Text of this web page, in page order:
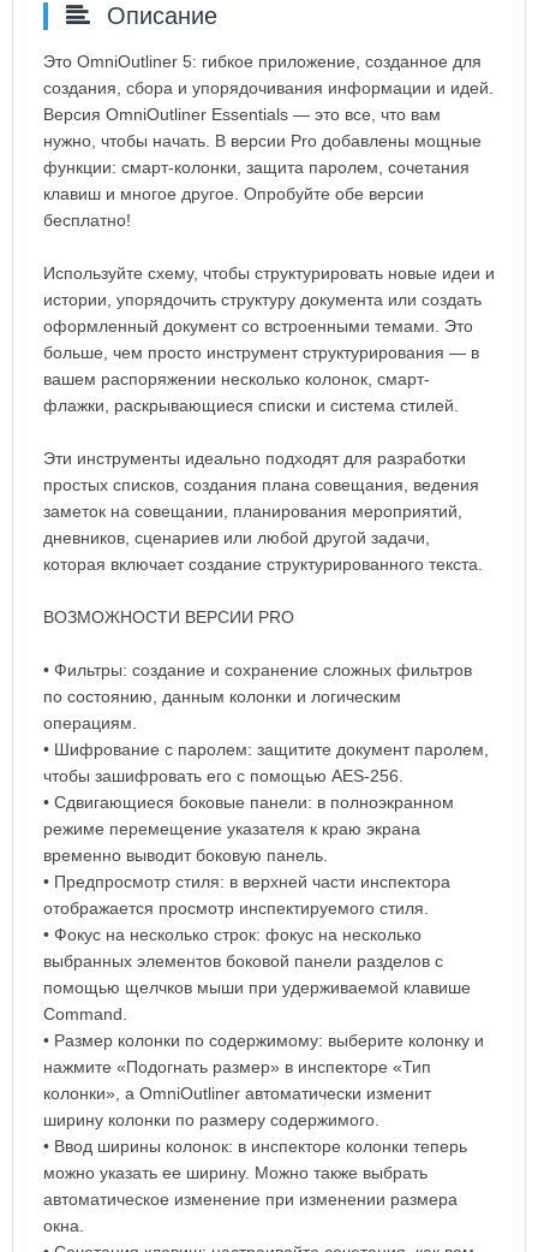
Описание
Это OmniOutliner 5: гибкое приложение, созданное для
создания, сбора и упорядочивания информации и идей.
Версия OmniOutliner Essentials — это все, что вам
нужно, чтобы начать. В версии Pro добавлены мощные
функции: смарт-колонки, защита паролем, сочетания
клавиш и многое другое. Опробуйте обе версии
бесплатно!
Используйте схему, чтобы структурировать новые идеи и
истории, упорядочить структуру документа или создать
оформленный документ со встроенными темами. Это
больше, чем просто инструмент структурирования — в
вашем распоряжении несколько колонок, смарт-
флажки, раскрывающиеся списки и система стилей.
Эти инструменты идеально подходят для разработки
простых списков, создания плана совещания, ведения
заметок на совещании, планирования мероприятий,
дневников, сценариев или любой другой задачи,
которая включает создание структурированного текста.
ВОЗМОЖНОСТИ ВЕРСИИ PRO
• Фильтры: создание и сохранение сложных фильтров
по состоянию, данным колонки и логическим
операциям.
• Шифрование с паролем: защитите документ паролем,
чтобы зашифровать его с помощью AES-256.
• Сдвигающиеся боковые панели: в полноэкранном
режиме перемещение указателя к краю экрана
временно выводит боковую панель.
• Предпросмотр стиля: в верхней части инспектора
отображается просмотр инспектируемого стиля.
• Фокус на несколько строк: фокус на несколько
выбранных элементов боковой панели разделов с
помощью щелчков мыши при удерживаемой клавише
Command.
• Размер колонки по содержимому: выберите колонку и
нажмите «Подогнать размер» в инспекторе «Тип
колонки», а OmniOutliner автоматически изменит
ширину колонки по размеру содержимого.
• Ввод ширины колонок: в инспекторе колонки теперь
можно указать ее ширину. Можно также выбрать
автоматическое изменение при изменении размера
окна.